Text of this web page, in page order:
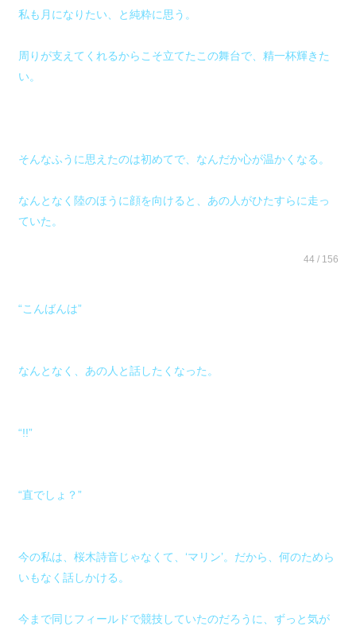
私も月になりたい、と純粋に思う。
周りが支えてくれるからこそ立てたこの舞台で、精一杯輝きた
い。
そんなふうに思えたのは初めてで、なんだか心が温かくなる。
なんとなく陸のほうに顔を向けると、あの人がひたすらに走っ
ていた。
44 / 156
“こんばんは”
なんとなく、あの人と話したくなった。
“!!”
“直でしょ？”
今の私は、桜木詩音じゃなくて、‘マリン’。だから、何のためら
いもなく話しかける。
今まで同じフィールドで競技していたのだろうに、ずっと気が